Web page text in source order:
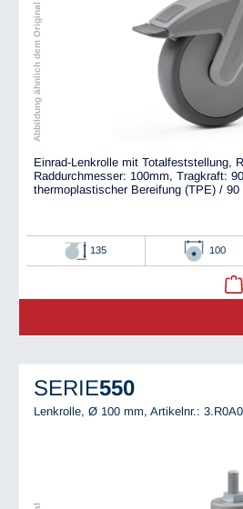
Abbildung ähnlich dem Original
Einrad-Lenkrolle mit Totalfeststellung,
Raddurchmesser: 100mm, Tragkraft:
thermoplastischer Bereifung (TPE) / 90
135 100
SERIE550
Lenkrolle, Ø 100 mm, Artikelnr.: